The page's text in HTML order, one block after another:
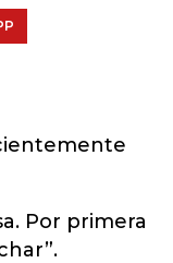
Por primera